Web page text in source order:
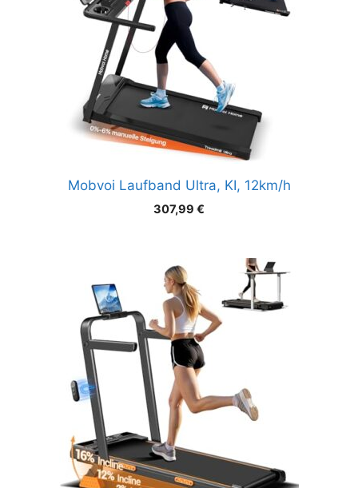
Mobvoi Laufband Ultra, KI, 12km/h
307,99 €